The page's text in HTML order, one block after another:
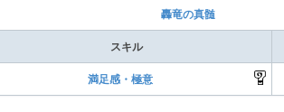
轟竜の真髄
スキル
満足感・極意